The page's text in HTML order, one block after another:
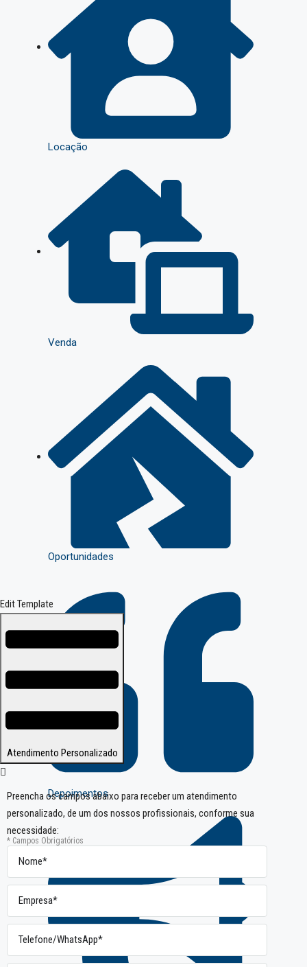
Locação
Venda
Oportunidades
Depoimentos
Edit Template
Atendimento Personalizado
Preencha os campos abaixo para receber um atendimento
personalizado, de um dos nossos profissionais, conforme sua
necessidade:
* Campos Obrigatórios